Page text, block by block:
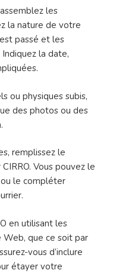
les
la nature de votre
passé et les
la date,
ou physiques subis,
des photos ou des
remplissez le
Vous pouvez le
le compléter
en utilisant les
Web, que ce soit par
vous d’inclure
étayer votre